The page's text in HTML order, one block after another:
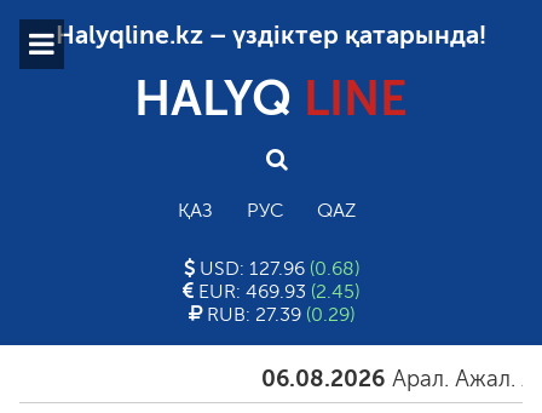
Halyqline.kz – үздіктер қатарында!
HALYQ LINE
ҚАЗ РУС QAZ
USD: 127.96 (0.68)
EUR: 469.93 (2.45)
RUB: 27.39 (0.29)
06.08.2026 Арал. Ажал.